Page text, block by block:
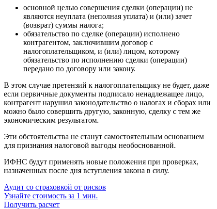
основной целью совершения сделки (операции) не
являются неуплата (неполная уплата) и (или) зачет
(возврат) суммы налога;
обязательство по сделке (операции) исполнено
контрагентом, заключившим договор с
налогоплательщиком, и (или) лицом, которому
обязательство по исполнению сделки (операции)
передано по договору или закону.
В этом случае претензий к налогоплательщику не будет, даже
если первичные документы подписало ненадлежащее лицо,
контрагент нарушил законодательство о налогах и сборах или
можно было совершить другую, законную, сделку с тем же
экономическим результатом.
Эти обстоятельства не станут самостоятельным основанием
для признания налоговой выгоды необоснованной.
ИФНС будут применять новые положения при проверках,
назначенных после дня вступления закона в силу.
Аудит со страховкой от рисков
Узнайте стоимость за 1 мин.
Получить расчет